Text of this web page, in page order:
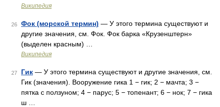
Википедия
26 Фок (морской термин) — У этого термина существуют и
другие значения, см. Фок. Фок барка «Крузенштерн»
(выделен красным) …
Википедия
27 Гик — У этого термина существуют и другие значения, см.
Гик (значения). Вооружение гика 1 − гик; 2 − мачта; 3 −
пятка с ползуном; 4 − парус; 5 − топенант; 6 − нок; 7 − гика
ш …